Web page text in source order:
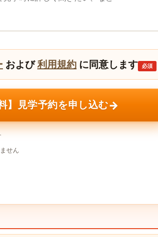
および利用規約 に同意します 必須
】見学予約を申し込む→
せん